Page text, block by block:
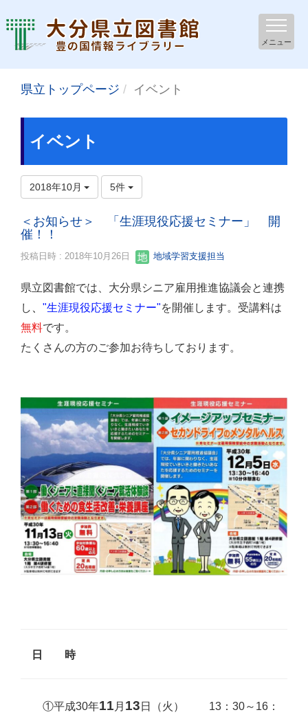
メニュー
県立トップページ イベント
イベント
2018年10月 5件
＜お知らせ＞ 「生涯現役応援セミナー」 開
催！！
投稿日時 : 2018年10月26日 地域学習支援担当
県立図書館では、大分県シニア雇用推進協議会と連携
し
"生涯現役応援セミナー"を開催します。受講料は
無料です。
たくさんの方のご参加お待ちしております。
日 時
①平成30年11 月 13日（火） 13：30～16：